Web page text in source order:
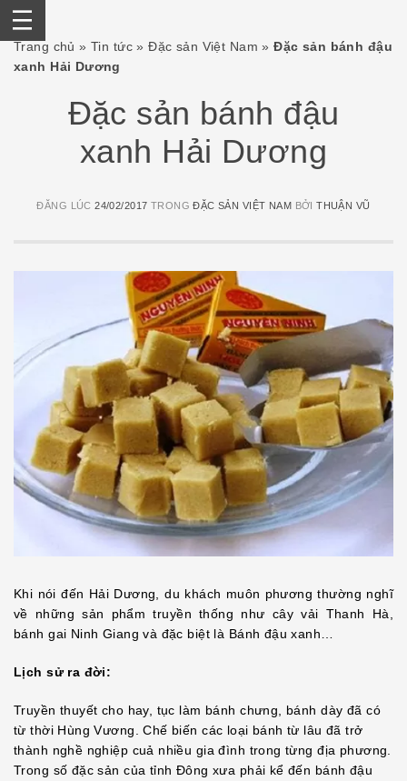
SkipTrang chủ »Tin tức »Đặc sản Việt Nam »Đặc sản bánh đậu
xanh Hải Dương
Đặc sản bánh đậu
xanh Hải Dương
ĐĂNG LÚC24/02/2017 TRONGĐẶC SẢN VIỆT NAM BỞITHUẬN VŨ
Khi nói đến Hải Dương, du khách muôn phương thường nghĩ
về những sản phẩm truyền thống như cây vải Thanh Hà,
bánh gai Ninh Giang và đặc biệt là Bánh đậu xanh…
Lịch sử ra đời:
Truyền thuyết cho hay, tục làm bánh chưng, bánh dày đã có
từ thời Hùng Vương. Chế biến các loại bánh từ lâu đã trở
thành nghề nghiệp cuả nhiều gia đình trong từng địa phương.
Trong số đặc sản của tỉnh Đông xưa phải kể đến bánh đậu